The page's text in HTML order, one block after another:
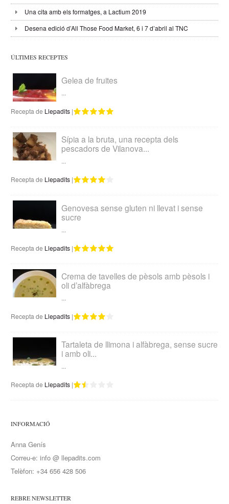
Una cita amb els formatges, a Lactium 2019
Desena edició d’All Those Food Market, 6 i 7 d’abril al TNC
ÚLTIMES RECEPTES
Gelea de fruites
...
Recepta de Llepadits |
Sípia a la bruta, una recepta dels
pescadors de Vilanova...
...
Recepta de Llepadits |
Genovesa sense gluten ni llevat i sense
sucre
...
Recepta de Llepadits |
Crema de tavelles de pèsols amb pèsols i
oli d’alfàbrega
...
Recepta de Llepadits |
Tartaleta de llimona i alfàbrega, sense sucre
i amb oli...
...
Recepta de Llepadits |
INFORMACIÓ
Anna Genís
Correu-e: info @ llepadits.com
Telèfon: +34 656 428 506
REBRE NEWSLETTER